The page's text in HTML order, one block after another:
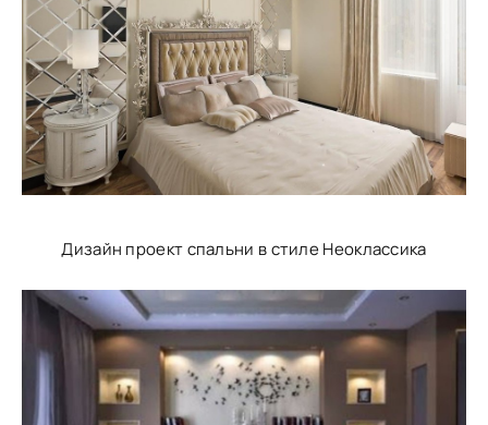
Дизайн проект спальни в стиле Неоклассика